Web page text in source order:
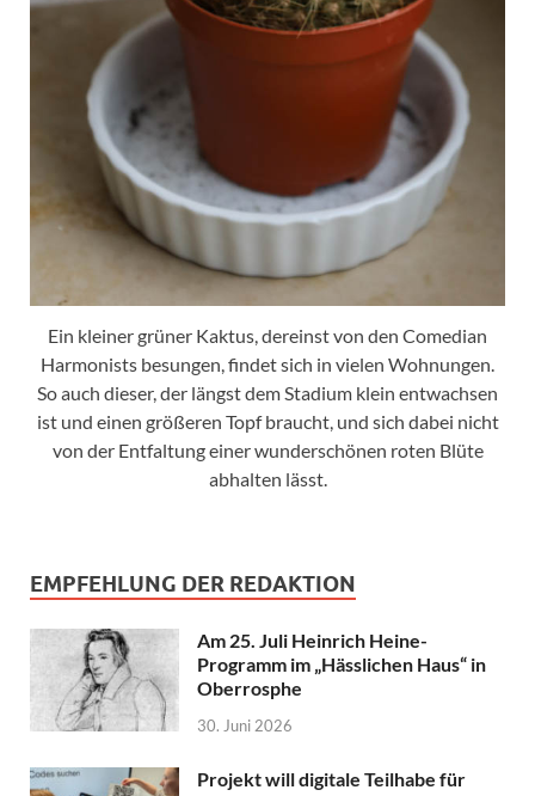
Ein kleiner grüner Kaktus, dereinst von den Comedian
Harmonists besungen, findet sich in vielen Wohnungen.
So auch dieser, der längst dem Stadium klein entwachsen
ist und einen größeren Topf braucht, und sich dabei nicht
von der Entfaltung einer wunderschönen roten Blüte
abhalten lässt.
EMPFEHLUNG DER REDAKTION
Am 25. Juli Heinrich Heine-
Programm im „Hässlichen Haus“ in
Oberrosphe
30. Juni 2026
Projekt will digitale Teilhabe für